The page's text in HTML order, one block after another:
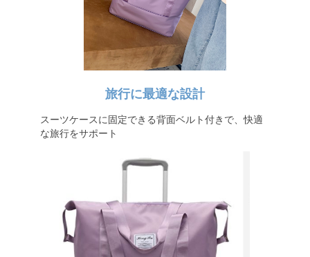
旅行に最適な設計
スーツケースに固定できる背面ベルト付きで、快適
な旅行をサポート